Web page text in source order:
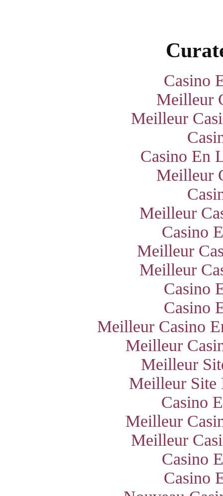
Casino
Meilleur
Meilleur
Casino En
Meilleur
Meilleur
Casino
Meilleur
Meilleur
Casino
Casino
Meilleur Casino
Meilleur
Meilleur
Meilleur Site
Casino
Meilleur
Meilleur
Casino
Casino